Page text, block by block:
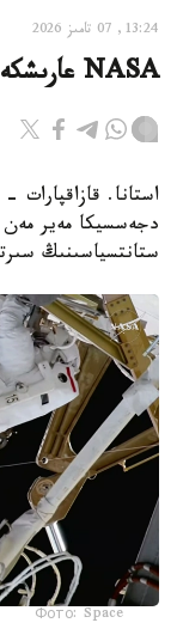
13:24, 07 تامىز 2026
NASA عارىشكەرلەرى عارىشقا ۇشتى
دجەسسيكا مەير مەن
ستانتسياسىنىڭ
Фото: Space